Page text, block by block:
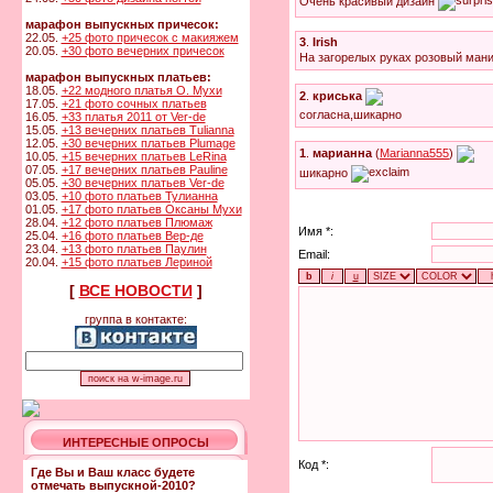
марафон выпускных причесок:
22.05. +25 фото причесок с макияжем
20.05. +30 фото вечерних причесок
марафон выпускных платьев:
18.05. +22 модного платья О. Мухи
17.05. +21 фото сочных платьев
16.05. +33 платья 2011 от Ver-de
15.05. +13 вечерних платьев Tulianna
12.05. +30 вечерних платьев Plumage
10.05. +15 вечерних платьев LeRina
07.05. +17 вечерних платьев Pauline
05.05. +30 вечерних платьев Ver-de
03.05. +10 фото платьев Тулианна
01.05. +17 фото платьев Оксаны Мухи
28.04. +12 фото платьев Плюмаж
25.04. +16 фото платьев Вер-де
23.04. +13 фото платьев Паулин
20.04. +15 фото платьев Лериной
[ ВСЕ НОВОСТИ]
группа в контакте:
ИНТЕРЕСНЫЕ ОПРОСЫ
Где Вы и Ваш класс будете
отмечать выпускной-2010?
3 Irish
На загорелых руках розовый
2 криська
согласна,шикарно
1 марианна (Marianna555)
шикарно
Имя *:
Email:
Код *: